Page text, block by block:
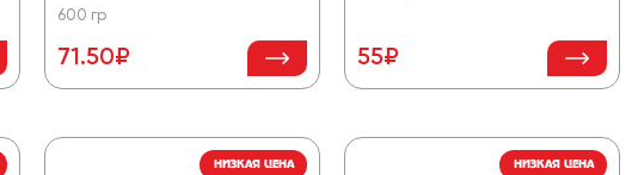
600 гр
71.50₽ 55₽
НИЗКАЯ ЦЕНА НИЗКАЯ ЦЕНА